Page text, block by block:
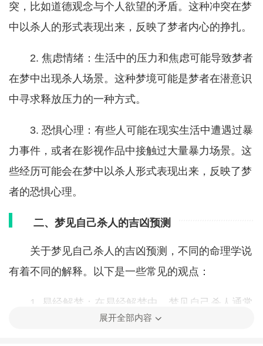
突，比如道德观念与个人欲望的矛盾。这种冲突在梦
中以杀人的形式表现出来，反映了梦者内心的挣扎。
2. 焦虑情绪：生活中的压力和焦虑可能导致梦者
在梦中出现杀人场景。这种梦境可能是梦者在潜意识
中寻求释放压力的一种方式。
3. 恐惧心理：有些人可能在现实生活中遭遇过暴
力事件，或者在影视作品中接触过大量暴力场景。这
些经历可能会在梦中以杀人形式表现出来，反映了梦
者的恐惧心理。
二、梦见自己杀人的吉凶预测
关于梦见自己杀人的吉凶预测，不同的命理学说
有着不同的解释。以下是一些常见的观点：
1. 易经解梦：在易经解梦中，梦见自己杀人通常
被认为是凶兆。因为杀人代表着破坏和伤害，所以这
展开全部内容